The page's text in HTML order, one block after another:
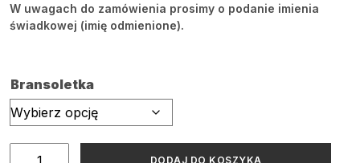
W uwagach do zamówienia prosimy o podanie imienia
świadkowej (imię odmienione).
Bransoletka
DODAJ DO KOSZYKA